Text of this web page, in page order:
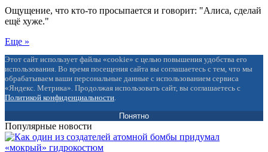
Ощущение, что кто-то просыпается и говорит: "Алиса, сделай
ещё хуже."
Еще »
Этот сайт использует файлы «cookie» с целью повышения удобства его
использования. Во время посещения сайта вы соглашаетесь с тем, что мы
обрабатываем ваши персональные данные с использованием сервиса
«Яндекс. Метрика». Продолжая использовать сайт, вы соглашаетесь с
Политикой конфиденциальности
Понятно
Популярные новости